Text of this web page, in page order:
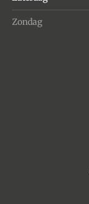
Zondag